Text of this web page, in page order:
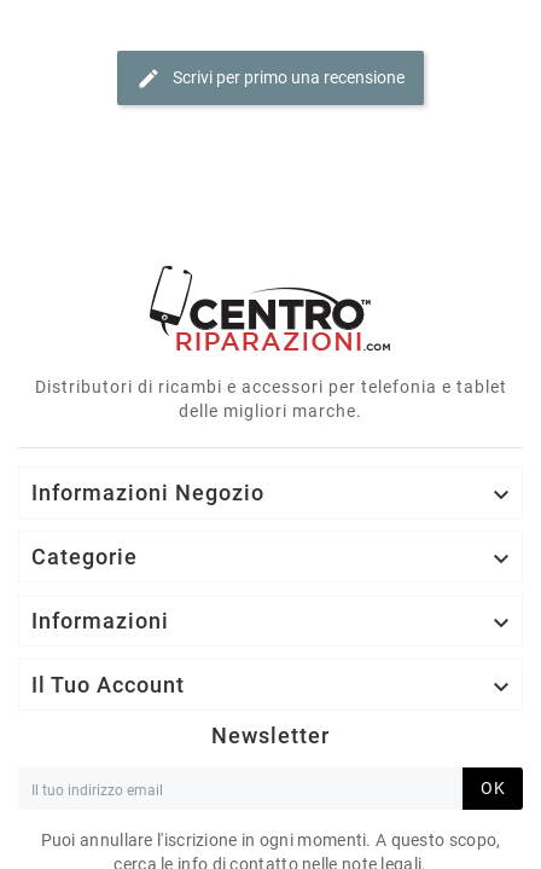
edit Scrivi per primo una recensione
Distributori di ricambi e accessori per telefonia e tablet
delle migliori marche.
Informazioni Negozio 
Categorie 
Informazioni 
Il Tuo Account 
Newsletter
OK
Puoi annullare l'iscrizione in ogni momenti. A questo scopo,
cerca le info di contatto nelle note legali.